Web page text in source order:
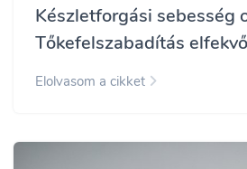
Készletforgási sebesség
Tőkefelszabadítás
Elolvasom a cikket